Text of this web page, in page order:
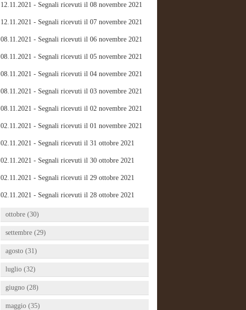
12.11.2021 - Segnali ricevuti il 08 novembre 2021
12.11.2021 - Segnali ricevuti il 07 novembre 2021
08.11.2021 - Segnali ricevuti il 06 novembre 2021
08.11.2021 - Segnali ricevuti il 05 novembre 2021
08.11.2021 - Segnali ricevuti il 04 novembre 2021
08.11.2021 - Segnali ricevuti il 03 novembre 2021
08.11.2021 - Segnali ricevuti il 02 novembre 2021
02.11.2021 - Segnali ricevuti il 01 novembre 2021
02.11.2021 - Segnali ricevuti il 31 ottobre 2021
02.11.2021 - Segnali ricevuti il 30 ottobre 2021
02.11.2021 - Segnali ricevuti il 29 ottobre 2021
02.11.2021 - Segnali ricevuti il 28 ottobre 2021
ottobre (30)
settembre (29)
agosto (31)
luglio (32)
giugno (28)
maggio (35)